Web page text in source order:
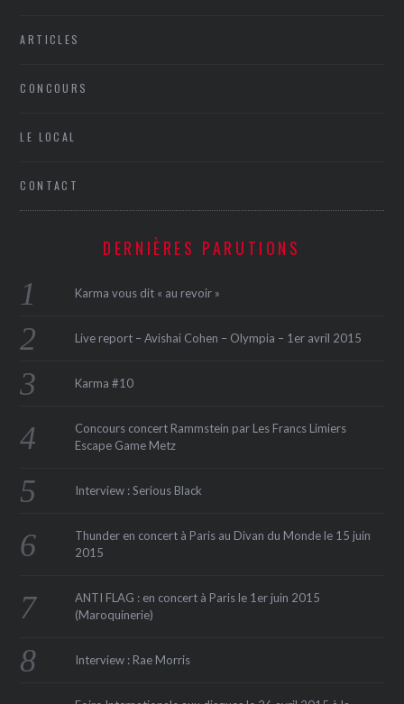
ARTICLES
CONCOURS
LE LOCAL
CONTACT
DERNIÈRES PARUTIONS
Karma vous dit « au revoir »
Live report – Avishai Cohen – Olympia – 1er avril 2015
Karma #10
Concours concert Rammstein par Les Francs Limiers
Escape Game Metz
Interview : Serious Black
Thunder en concert à Paris au Divan du Monde le 15 juin
2015
ANTI FLAG : en concert à Paris le 1er juin 2015
(Maroquinerie‏)
Interview : Rae Morris